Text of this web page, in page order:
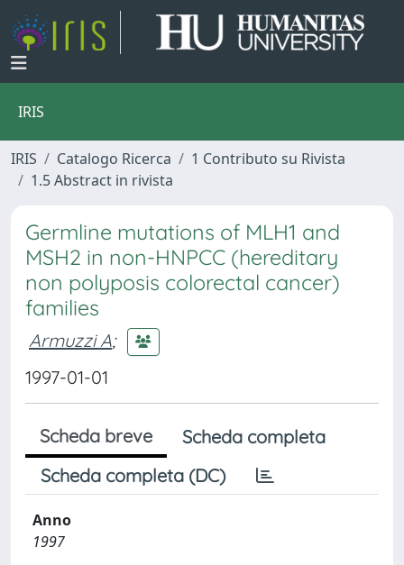
IRIS
IRIS Catalogo Ricerca
1 Contributo su Rivista
1.5 Abstract in rivista
Germline mutations of MLH1 and
MSH2 in non-HNPCC (hereditary
non polyposis colorectal cancer)
families
Armuzzi A;
1997-01-01
Scheda breve
Scheda completa
Scheda completa (DC)
Anno
1997